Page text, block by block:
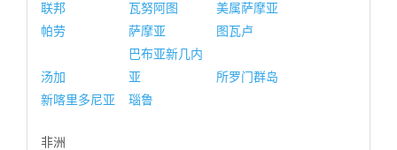
联邦
瓦努阿图
美属萨摩亚
帕劳
萨摩亚 图瓦卢
汤加
巴布亚新几内
亚
所罗门群岛
新喀里多尼亚
瑙鲁
非洲